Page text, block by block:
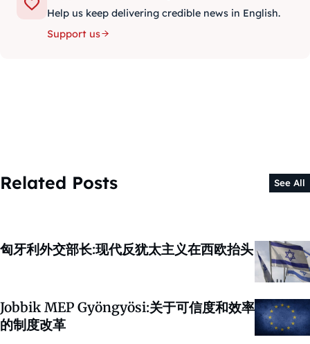
Help us keep delivering credible news in English.
Support us
Related Posts See All
匈牙利外交部长:现代反犹太主义在西欧抬头
Jobbik MEP Gyöngyösi:关于可信度和效率
的制度改革